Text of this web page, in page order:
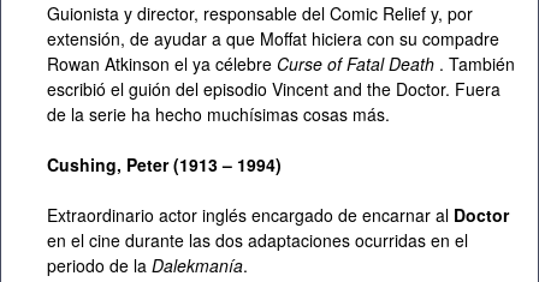
Guionista y director, responsable del Comic Relief y, por
extensión, de ayudar a que Moffat hiciera con su compadre
Rowan Atkinson el ya célebre Curse of Fatal Death . También
escribió el guión del episodio Vincent and the Doctor. Fuera
de la serie ha hecho muchísimas cosas más.
Cushing, Peter (1913 – 1994)
Extraordinario actor inglés encargado de encarnar al Doctor
en el cine durante las dos adaptaciones ocurridas en el
periodo de la Dalekmanía.